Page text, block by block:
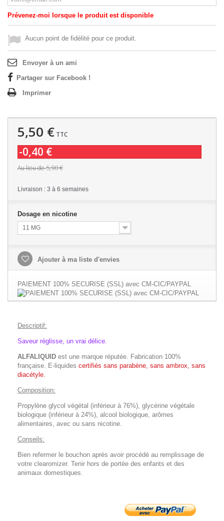
Prévenez-moi lorsque le produit est disponible
Aucun point de fidélité pour ce produit.
Envoyer à un ami
Partager sur Facebook !
Imprimer
5,50 € TTC
-0,40 €
Au lieu de5,90 €
Livraison : 3 à 6 semaines
Dosage en nicotine
11 MG
Ajouter à ma liste d'envies
PAIEMENT 100% SECURISE (SSL) avec CM-CIC/PAYPAL
Descriptif:
Saveur réglisse, un vrai délice.
ALFALIQUID est une marque réputée. Fabrication 100%
française. E-liquides certifiés sans parabène, sans ambrox, sans
diacétyle.
Composition:
Propylène glycol végétal (inférieur à 76%), glycérine végétale
biologique (inférieur à 24%), alcool biologique, arômes
alimentaires, avec ou sans nicotine.
Conseils:
Bien refermer le bouchon après avoir procédé au remplissage de
votre clearomizer. Tenir hors de portée des enfants et des
animaux domestiques.